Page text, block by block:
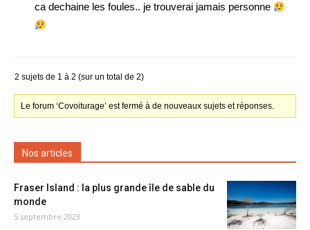
ca dechaine les foules.. je trouverai jamais personne
2 sujets de 1 à 2 (sur un total de 2)
Le forum ‘Covoiturage’ est fermé à de nouveaux sujets et réponses.
Nos articles
Fraser Island : la plus grande île de sable du
monde
5 septembre 2023